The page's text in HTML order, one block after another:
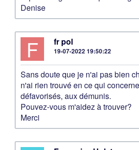
Denise
F fr pol
19-07-2022 19:50:22
Sans doute que je n'ai pas bien
n'ai rien trouvé en ce qui
défavorisés, aux démunis.
Pouvez-vous m'aidez à trouver?
Merci